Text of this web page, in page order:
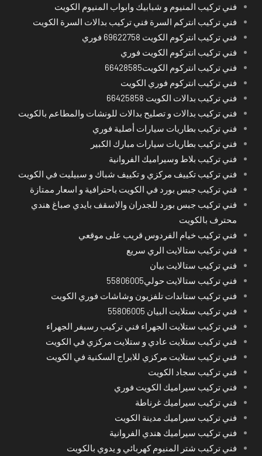
فني تركيب المنيوم و شبابيك وابواب المنيوم الكويت
فني تركيب انتركم السرة فني تركيب بدالات السرة الكويت
فني تركيب انتركوم الكويت 69622758 فوري
فني تركيب انتركوم الكويت فوري
فني تركيب انتركوم الكويت66428585
فني تركيب انتركوم فوري الكويت
فني تركيب بدالات الكويت 66425858
فني تركيب بدالات و تصليح بدالات للونشات والمطاعم بالكويت
فني تركيب بطاريات سيارات أصلية فوري
فني تركيب بطاريات سيارات مبارك الكبير
فني تركيب بلاط وسيراميك الفروانية
فني تركيب تكييف مركزي و تكييف شباك و سبيليت في الكويت
فني تركيب جبس بورد في الكويت باحترافية و اسعار ممتازة
فني تركيب جبس بورد للجدران والاسقف بايدي صباغ هندي
محترف بالكويت
فني تركيب خيام الفردوس قريب على موقعي
فني تركيب ستالايت الري سريع
فني تركيب ستالايت بيان
فني تركيب ستالايت حولي55806005
فني تركيب ستاندات تلفزيون وشاشات فوري الكويت
فني تركيب ستلايت البيان 55806005
فني تركيب ستلايت الجهراء فني تركيب رسيفر الجهراء
فني تركيب ستلايت عادي و ستلايت مركزي في الكويت
فني تركيب ستلايت مركزي للابراج السكنية في الكويت
فني تركيب سجاد الكويت
فني تركيب سيراميك الكويت فوري
فني تركيب سيراميك غرناطة
فني تركيب سيراميك مدينة الكويت
فني تركيب سيراميك هندي الفروانية
فني تركيب شتر المنيوم كهربائي و يدوي بالكويت